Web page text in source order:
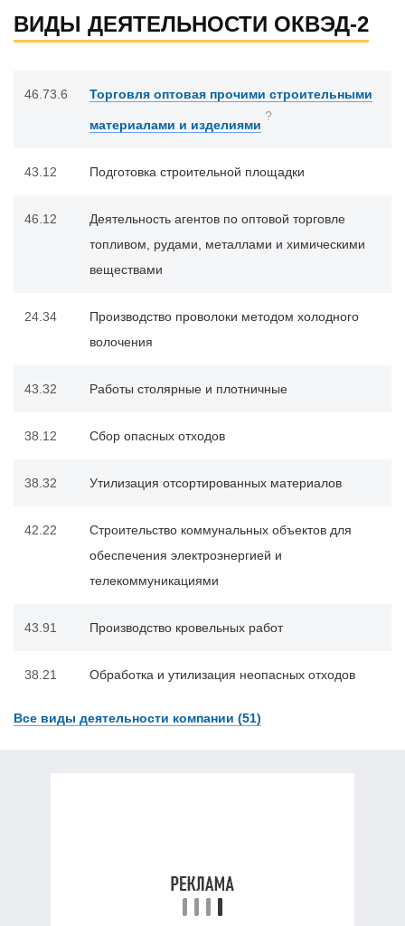
ВИДЫ ДЕЯТЕЛЬНОСТИ ОКВЭД-2
46.73.6 Торговля оптовая прочими строительными
материалами и изделиями
?
43.12 Подготовка строительной площадки
46.12
Деятельность агентов по оптовой торговле
топливом, рудами, металлами и химическими
веществами
24.34
Производство проволоки методом холодного
волочения
43.32 Работы столярные и плотничные
38.12 Сбор опасных отходов
38.32 Утилизация отсортированных материалов
42.22
Строительство коммунальных объектов для
обеспечения электроэнергией и
телекоммуникациями
43.91 Производство кровельных работ
38.21 Обработка и утилизация неопасных отходов
Все виды деятельности компании (51)